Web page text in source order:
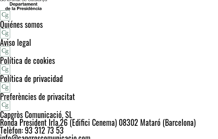
Quiénes somos
Aviso legal
Política de cookies
Política de privacidad
Preferències de privacitat
Capgròs Comunicació, SL
Ronda President Irla,26 (Edifici Cenema) 08302 Mataró (Barcelona)
Telèfon: 93 312 73 53